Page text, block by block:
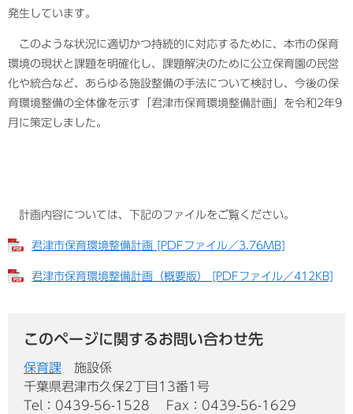
発生しています。
このような状況に適切かつ持続的に対応するために、本市の保育
環境の現状と課題を明確化し、課題解決のために公立保育園の民営
化や統合など、あらゆる施設整備の手法について検討し、今後の保
育環境整備の全体像を示す「君津市保育環境整備計画」を令和2年9
月に策定しました。
計画内容については、下記のファイルをご覧ください。
君津市保育環境整備計画 [PDFファイル／3.76MB]
君津市保育環境整備計画（概要版） [PDFファイル／412KB]
このページに関するお問い合わせ先
保育課
施設係
千葉県君津市久保2丁目13番1号
Tel：0439-56-1528
Fax：0439-56-1629